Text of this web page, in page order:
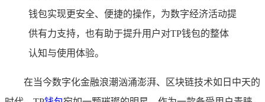
钱包实现更安全、便捷的操作，为数字经济活动提
供有力支持，也有助于提升用户对TP钱包的整体
认知与使用体验。
在当今数字化金融浪潮汹涌澎湃、区块链技术如日中天的